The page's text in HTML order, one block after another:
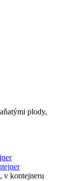
plody,
v kontejneru